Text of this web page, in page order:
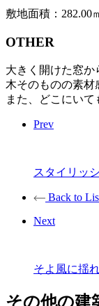
敷地面積：282.00
OTHER
大きく開けた窓か
木そのものの素材
また、どこにい
Prev
スタイリッ
Back to
Next
そよ風に揺
その他の建